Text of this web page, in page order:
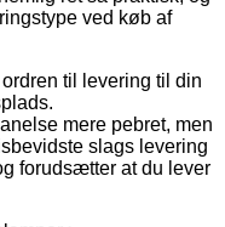
ved køb af
til levering til din
mere pebret, men
slags levering
forudsætter at du lever